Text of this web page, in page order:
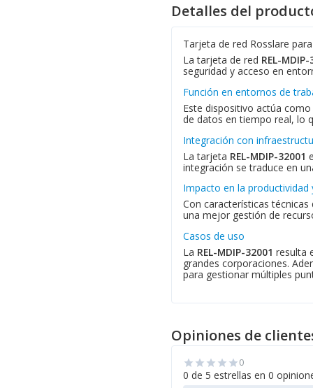
Detalles del
Tarjeta de red Rosslare
La tarjeta de red REL-
seguridad y acceso en
Función en entornos de
Este dispositivo actúa
de datos en tiempo real, lo
Integración con
La tarjeta REL-MDIP-32001
integración se traduce en
Impacto en la
Con características
una mejor gestión de
Casos de uso
La REL-MDIP-32001 resulta
grandes corporaciones.
para gestionar múltiples
Opiniones de
star star star star star0
0 de 5 estrellas en 0